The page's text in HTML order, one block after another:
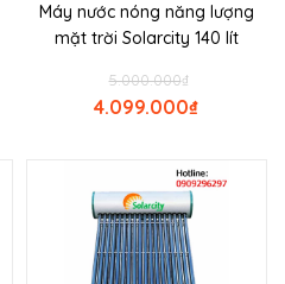
Máy nước nóng năng lượng
mặt trời Solarcity 140 lít
₫
5.000.000
₫
4.099.000